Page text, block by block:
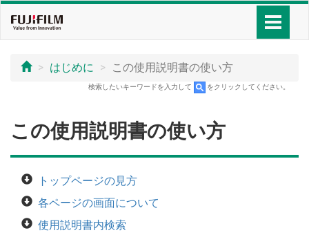
はじめに この使用説明書の使い方
検索したいキーワードを入力して をクリックしてください。
この使用説明書の使い方
トップページの見方
各ページの画面について
使用説明書内検索